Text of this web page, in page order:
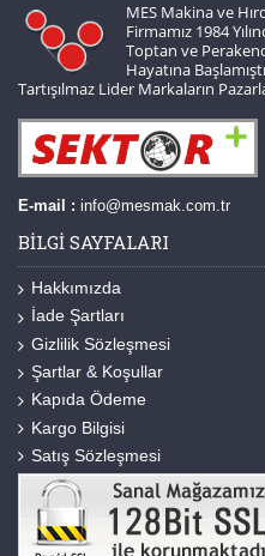
MES Makina ve
Firmamız 1984
Toptan ve
Hayatına
Tartışılmaz Lider Markaların
E-mail : info@mesmak.com.tr
BILGI SAYFALARI
Hakkımızda
İade Şartları
Gizlilik Sözleşmesi
Şartlar & Koşullar
Kapıda Ödeme
Kargo Bilgisi
Satış Sözleşmesi